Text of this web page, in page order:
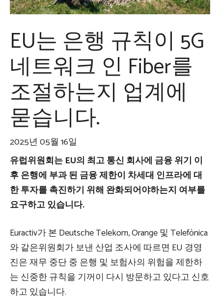
EU는 은행 규칙이 5G
네트워크 인 Fiber를
조절하는지 업계에
묻습니다.
2025년 05월 16일
유럽위원회는 EU의 최고 통신 회사에 금융 위기 이
후 은행에 부과 된 금융 제한이 차세대 인프라에 대
한 투자를 촉진하기 위해 완화되어야하는지 여부를
요구하고 있습니다.
Euractiv가 본 Deutsche Telekom, Orange 및 Telefónica
와 같은위원회가 보낸 산업 조사에 따르면 EU 경영
진은 재무 중단 중 은행 및 보험사의 위험을 제한하
는 신중한 규칙을 기꺼이 다시 방문하고 있다고 신호
하고 있습니다.